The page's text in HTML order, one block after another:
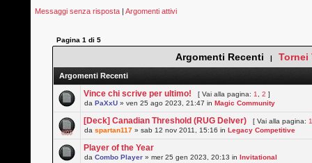
Messaggi senza risposta |Argomenti attivi
Pagina1 di5
Argomenti Recenti | Tornei
Argomenti Recenti
Vince chi scrive per ultimo! [ Vai alla pagina: 1 ,2 ]
daPaXxU » ven 25 ago 2023, 21:47 inMagic Community
[Deck] Canadian Threshold (RUG Delver) [ Vai alla pagina:
daspartan117 » sab 12 nov 2011, 15:16 inLegacy Competitive
Player of the Year
daCombo Player » mer 25 gen 2023, 20:13 inInvitational